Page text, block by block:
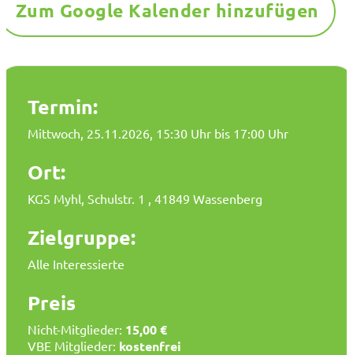
Zum Google Kalender hinzufügen
Termin:
Mittwoch, 25.11.2026 , 15:30 Uhr bis 17:00 Uhr
Ort:
KGS Myhl, Schulstr. 1 , 41849 Wassenberg
Zielgruppe:
Alle Interessierte
Preis
Nicht-Mitglieder: 15,00 €
VBE Mitglieder: kostenfrei